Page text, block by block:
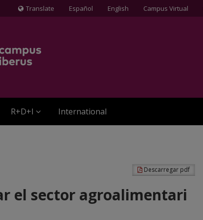
Icona
Translate Español English Campus Virtual
R+D+I International
Descarregar pdf
el sector agroalimentari